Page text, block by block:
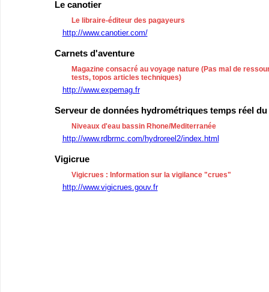
Le canotier
Le libraire-éditeur des pagayeurs
http://www.canotier.com/
Carnets d'aventure
Magazine consacré au voyage nature (Pas mal de
tests, topos articles techniques)
http://www.expemag.fr
Serveur de données hydrométriques temps réel
Niveaux d'eau bassin Rhone/Mediterranée
http://www.rdbrmc.com/hydroreel2/index.html
Vigicrue
Vigicrues : Information sur la vigilance "crues"
http://www.vigicrues.gouv.fr